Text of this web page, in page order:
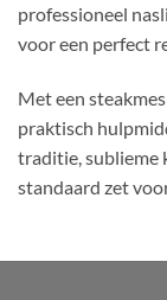
professioneel
voor een perfect
Met een
praktisch
traditie, sublieme
standaard zet